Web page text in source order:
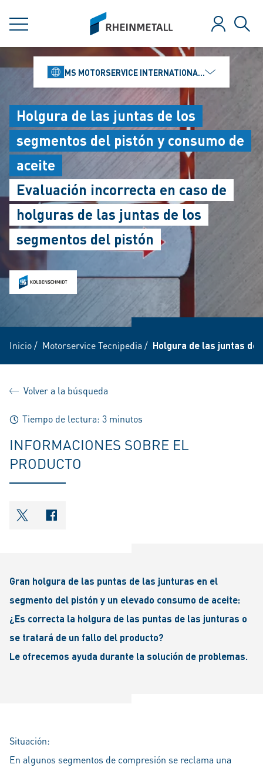
MENÚ
siteLogo
Iniciar
MS MOTORSERVICE INTERNATIONAL GMBH
Holgura de las juntas de los
segmentos del pistón y consumo de
aceite
Evaluación incorrecta en caso de
holguras de las juntas de los
segmentos del pistón
Inicio/ Motorservice Tecnipedia / Holgura de las juntas de
Volver a la búsqueda
Tiempo de lectura: 3 minutos
INFORMACIONES SOBRE EL
PRODUCTO
shareOntwitter
shareOnfacebook
Gran holgura de las puntas de las junturas en el
segmento del pistón y un elevado consumo de aceite:
¿Es correcta la holgura de las puntas de las junturas o
se tratará de un fallo del producto?
Le ofrecemos ayuda durante la solución de problemas.
Situación:
En algunos segmentos de compresión se reclama una